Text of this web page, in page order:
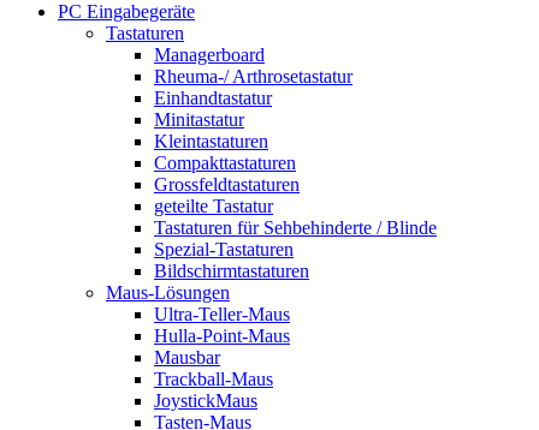
PC Eingabegeräte
Tastaturen
Managerboard
Rheuma-/ Arthrosetastatur
Einhandtastatur
Minitastatur
Kleintastaturen
Compakttastaturen
Grossfeldtastaturen
geteilte Tastatur
Tastaturen für Sehbehinderte / Blinde
Spezial-Tastaturen
Bildschirmtastaturen
Maus-Lösungen
Ultra-Teller-Maus
Hulla-Point-Maus
Mausbar
Trackball-Maus
JoystickMaus
Tasten-Maus